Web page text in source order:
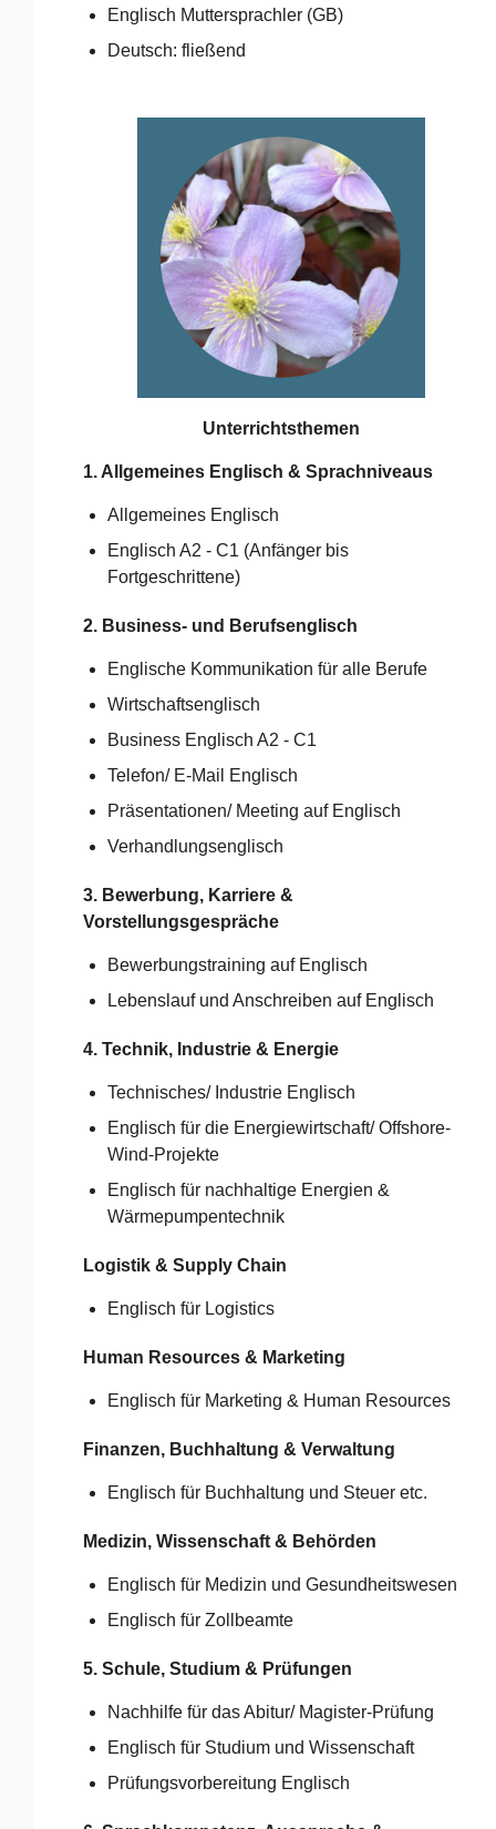
Englisch Muttersprachler (GB)
Deutsch: fließend
Unterrichtsthemen
1. Allgemeines Englisch & Sprachniveaus
Allgemeines Englisch
Englisch A2 - C1 (Anfänger bis
Fortgeschrittene)
2. Business- und Berufsenglisch
Englische Kommunikation für alle Berufe
Wirtschaftsenglisch
Business Englisch A2 - C1
Telefon/ E-Mail Englisch
Präsentationen/ Meeting auf Englisch
Verhandlungsenglisch
3. Bewerbung, Karriere &
Vorstellungsgespräche
Bewerbungstraining auf Englisch
Lebenslauf und Anschreiben auf Englisch
4. Technik, Industrie & Energie
Technisches/ Industrie Englisch
Englisch für die Energiewirtschaft/ Offshore-
Wind-Projekte
Englisch für nachhaltige Energien &
Wärmepumpentechnik
Logistik & Supply Chain
Englisch für Logistics
Human Resources & Marketing
Englisch für Marketing & Human Resources
Finanzen, Buchhaltung & Verwaltung
Englisch für Buchhaltung und Steuer etc.
Medizin, Wissenschaft & Behörden
Englisch für Medizin und Gesundheitswesen
Englisch für Zollbeamte
5. Schule, Studium & Prüfungen
Nachhilfe für das Abitur/ Magister-Prüfung
Englisch für Studium und Wissenschaft
Prüfungsvorbereitung Englisch